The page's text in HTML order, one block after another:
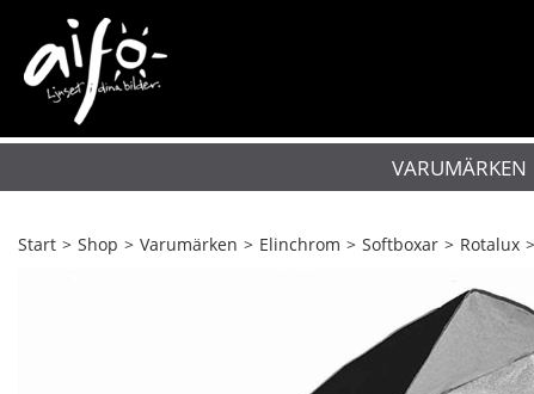
VARUMÄRKEN
Start > Shop > Varumärken > Elinchrom > Softboxar > Rotalux >